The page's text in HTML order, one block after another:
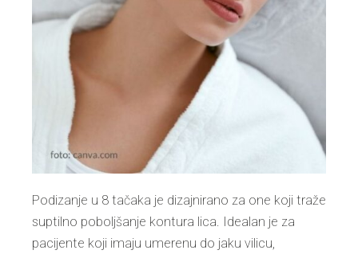
Podizanje u 8 tačaka je dizajnirano za one koji traže
suptilno poboljšanje kontura lica. Idealan je za
pacijente koji imaju umerenu do jaku vilicu,